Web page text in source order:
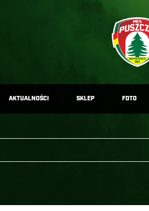
AKTUALNOŚCI SKLEP FOTO